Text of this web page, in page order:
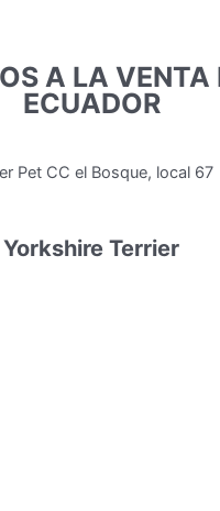
A LA VENTA
ECUADOR
Pet CC el Bosque, local 67
Yorkshire Terrier